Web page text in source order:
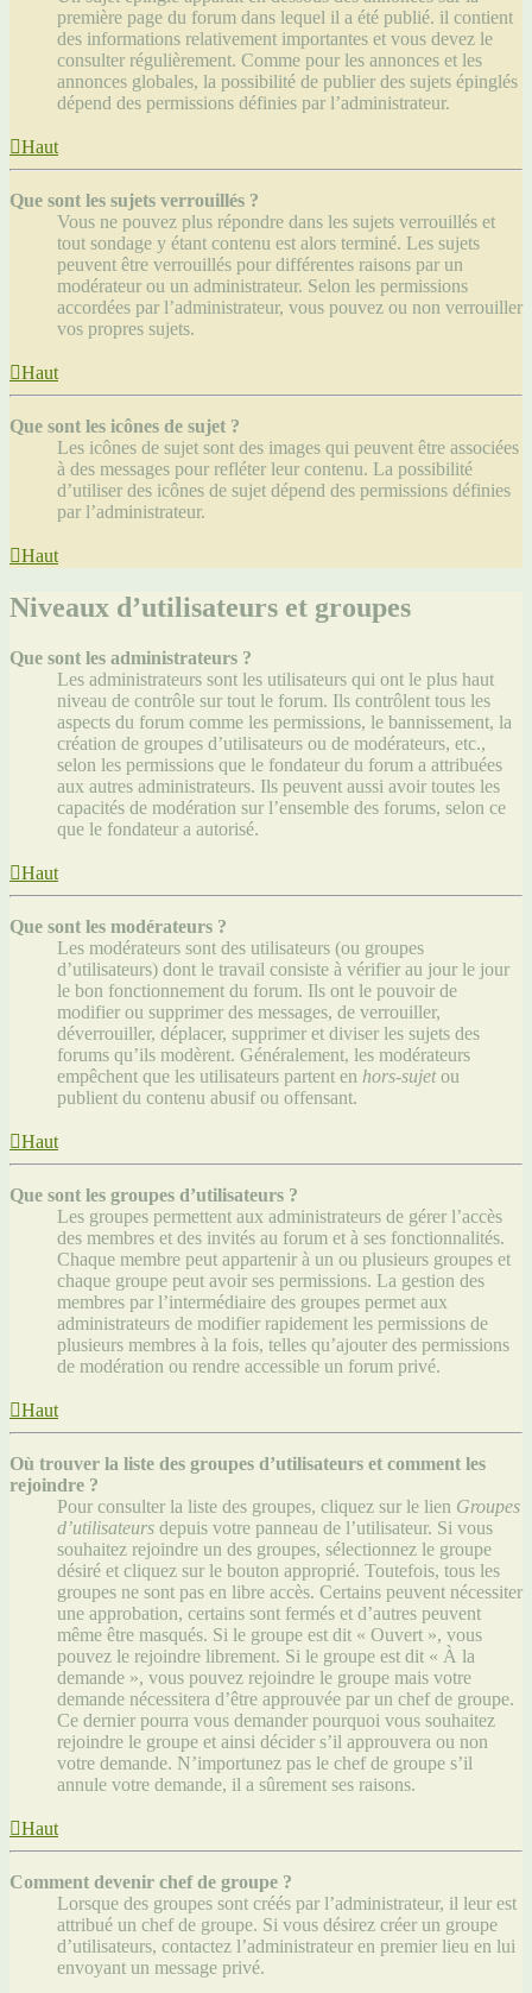
première page du forum dans lequel il a été publié. il contient
des informations relativement importantes et vous devez le
consulter régulièrement. Comme pour les annonces et les
annonces globales, la possibilité de publier des sujets épinglés
dépend des permissions définies par l’administrateur.
Haut
Que sont les sujets verrouillés ?
Vous ne pouvez plus répondre dans les sujets verrouillés et
tout sondage y étant contenu est alors terminé. Les sujets
peuvent être verrouillés pour différentes raisons par un
modérateur ou un administrateur. Selon les permissions
accordées par l’administrateur, vous pouvez ou non verrouiller
vos propres sujets.
Haut
Que sont les icônes de sujet ?
Les icônes de sujet sont des images qui peuvent être associées
à des messages pour refléter leur contenu. La possibilité
d’utiliser des icônes de sujet dépend des permissions définies
par l’administrateur.
Haut
Niveaux d’utilisateurs et groupes
Que sont les administrateurs ?
Les administrateurs sont les utilisateurs qui ont le plus haut
niveau de contrôle sur tout le forum. Ils contrôlent tous les
aspects du forum comme les permissions, le bannissement, la
création de groupes d’utilisateurs ou de modérateurs, etc.,
selon les permissions que le fondateur du forum a attribuées
aux autres administrateurs. Ils peuvent aussi avoir toutes les
capacités de modération sur l’ensemble des forums, selon ce
que le fondateur a autorisé.
Haut
Que sont les modérateurs ?
Les modérateurs sont des utilisateurs (ou groupes
d’utilisateurs) dont le travail consiste à vérifier au jour le jour
le bon fonctionnement du forum. Ils ont le pouvoir de
modifier ou supprimer des messages, de verrouiller,
déverrouiller, déplacer, supprimer et diviser les sujets des
forums qu’ils modèrent. Généralement, les modérateurs
empêchent que les utilisateurs partent en hors-sujetou
publient du contenu abusif ou offensant.
Haut
Que sont les groupes d’utilisateurs ?
Les groupes permettent aux administrateurs de gérer l’accès
des membres et des invités au forum et à ses fonctionnalités.
Chaque membre peut appartenir à un ou plusieurs groupes et
chaque groupe peut avoir ses permissions. La gestion des
membres par l’intermédiaire des groupes permet aux
administrateurs de modifier rapidement les permissions de
plusieurs membres à la fois, telles qu’ajouter des permissions
de modération ou rendre accessible un forum privé.
Haut
Où trouver la liste des groupes d’utilisateurs et comment les
rejoindre ?
Pour consulter la liste des groupes, cliquez sur le lien Groupes
d’utilisateurs depuis votre panneau de l’utilisateur. Si vous
souhaitez rejoindre un des groupes, sélectionnez le groupe
désiré et cliquez sur le bouton approprié. Toutefois, tous les
groupes ne sont pas en libre accès. Certains peuvent nécessiter
une approbation, certains sont fermés et d’autres peuvent
même être masqués. Si le groupe est dit « Ouvert », vous
pouvez le rejoindre librement. Si le groupe est dit « À la
demande », vous pouvez rejoindre le groupe mais votre
demande nécessitera d’être approuvée par un chef de groupe.
Ce dernier pourra vous demander pourquoi vous souhaitez
rejoindre le groupe et ainsi décider s’il approuvera ou non
votre demande. N’importunez pas le chef de groupe s’il
annule votre demande, il a sûrement ses raisons.
Haut
Comment devenir chef de groupe ?
Lorsque des groupes sont créés par l’administrateur, il leur est
attribué un chef de groupe. Si vous désirez créer un groupe
d’utilisateurs, contactez l’administrateur en premier lieu en lui
envoyant un message privé.